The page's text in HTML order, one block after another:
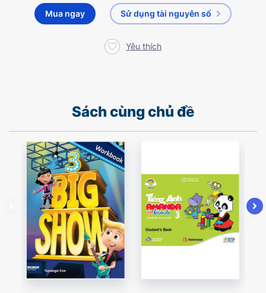
Mua ngay Sử dụng tài nguyên số
Yêu thích
Sách cùng chủ đề